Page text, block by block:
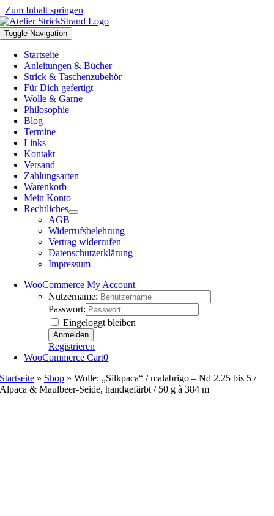
Zum Inhalt springen
Toggle Navigation
Startseite
Anleitungen & Bücher
Strick & Taschenzubehör
Für Dich gefertigt
Wolle & Garne
Philosophie
Blog
Termine
Links
Kontakt
Versand
Zahlungsarten
Warenkorb
Mein Konto
Rechtliches
AGB
Widerrufsbelehrung
Vertrag widerrufen
Datenschutzerklärung
Impressum
WooCommerce My Account
Nutzername:
Passwort:
Eingeloggt bleiben
Registrieren
WooCommerce Cart0
Startseite » Shop »Wolle: „Silkpaca“ / malabrigo – Nd 2.25 bis 5 /
Alpaca & Maulbeer-Seide, handgefärbt / 50 g à 384 m